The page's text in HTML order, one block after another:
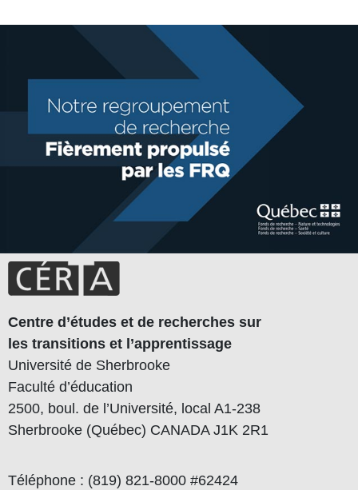
Centre d’études et de recherches sur
les transitions et l’apprentissage
Université de Sherbrooke
Faculté d’éducation
2500, boul. de l’Université, local A1-238
Sherbrooke (Québec) CANADA J1K 2R1
Téléphone : (819) 821-8000 #62424